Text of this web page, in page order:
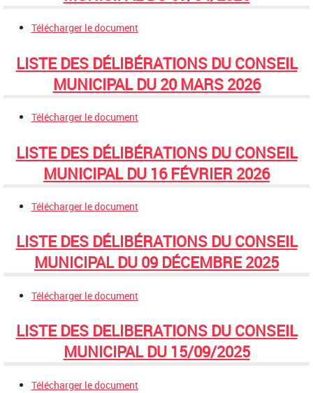
Télécharger le document
LISTE DES DÉLIBÉRATIONS DU CONSEIL
MUNICIPAL DU 20 MARS 2026
Télécharger le document
LISTE DES DÉLIBÉRATIONS DU CONSEIL
MUNICIPAL DU 16 FÉVRIER 2026
Télécharger le document
LISTE DES DÉLIBÉRATIONS DU CONSEIL
MUNICIPAL DU 09 DÉCEMBRE 2025
Télécharger le document
LISTE DES DELIBERATIONS DU CONSEIL
MUNICIPAL DU 15/09/2025
Télécharger le document